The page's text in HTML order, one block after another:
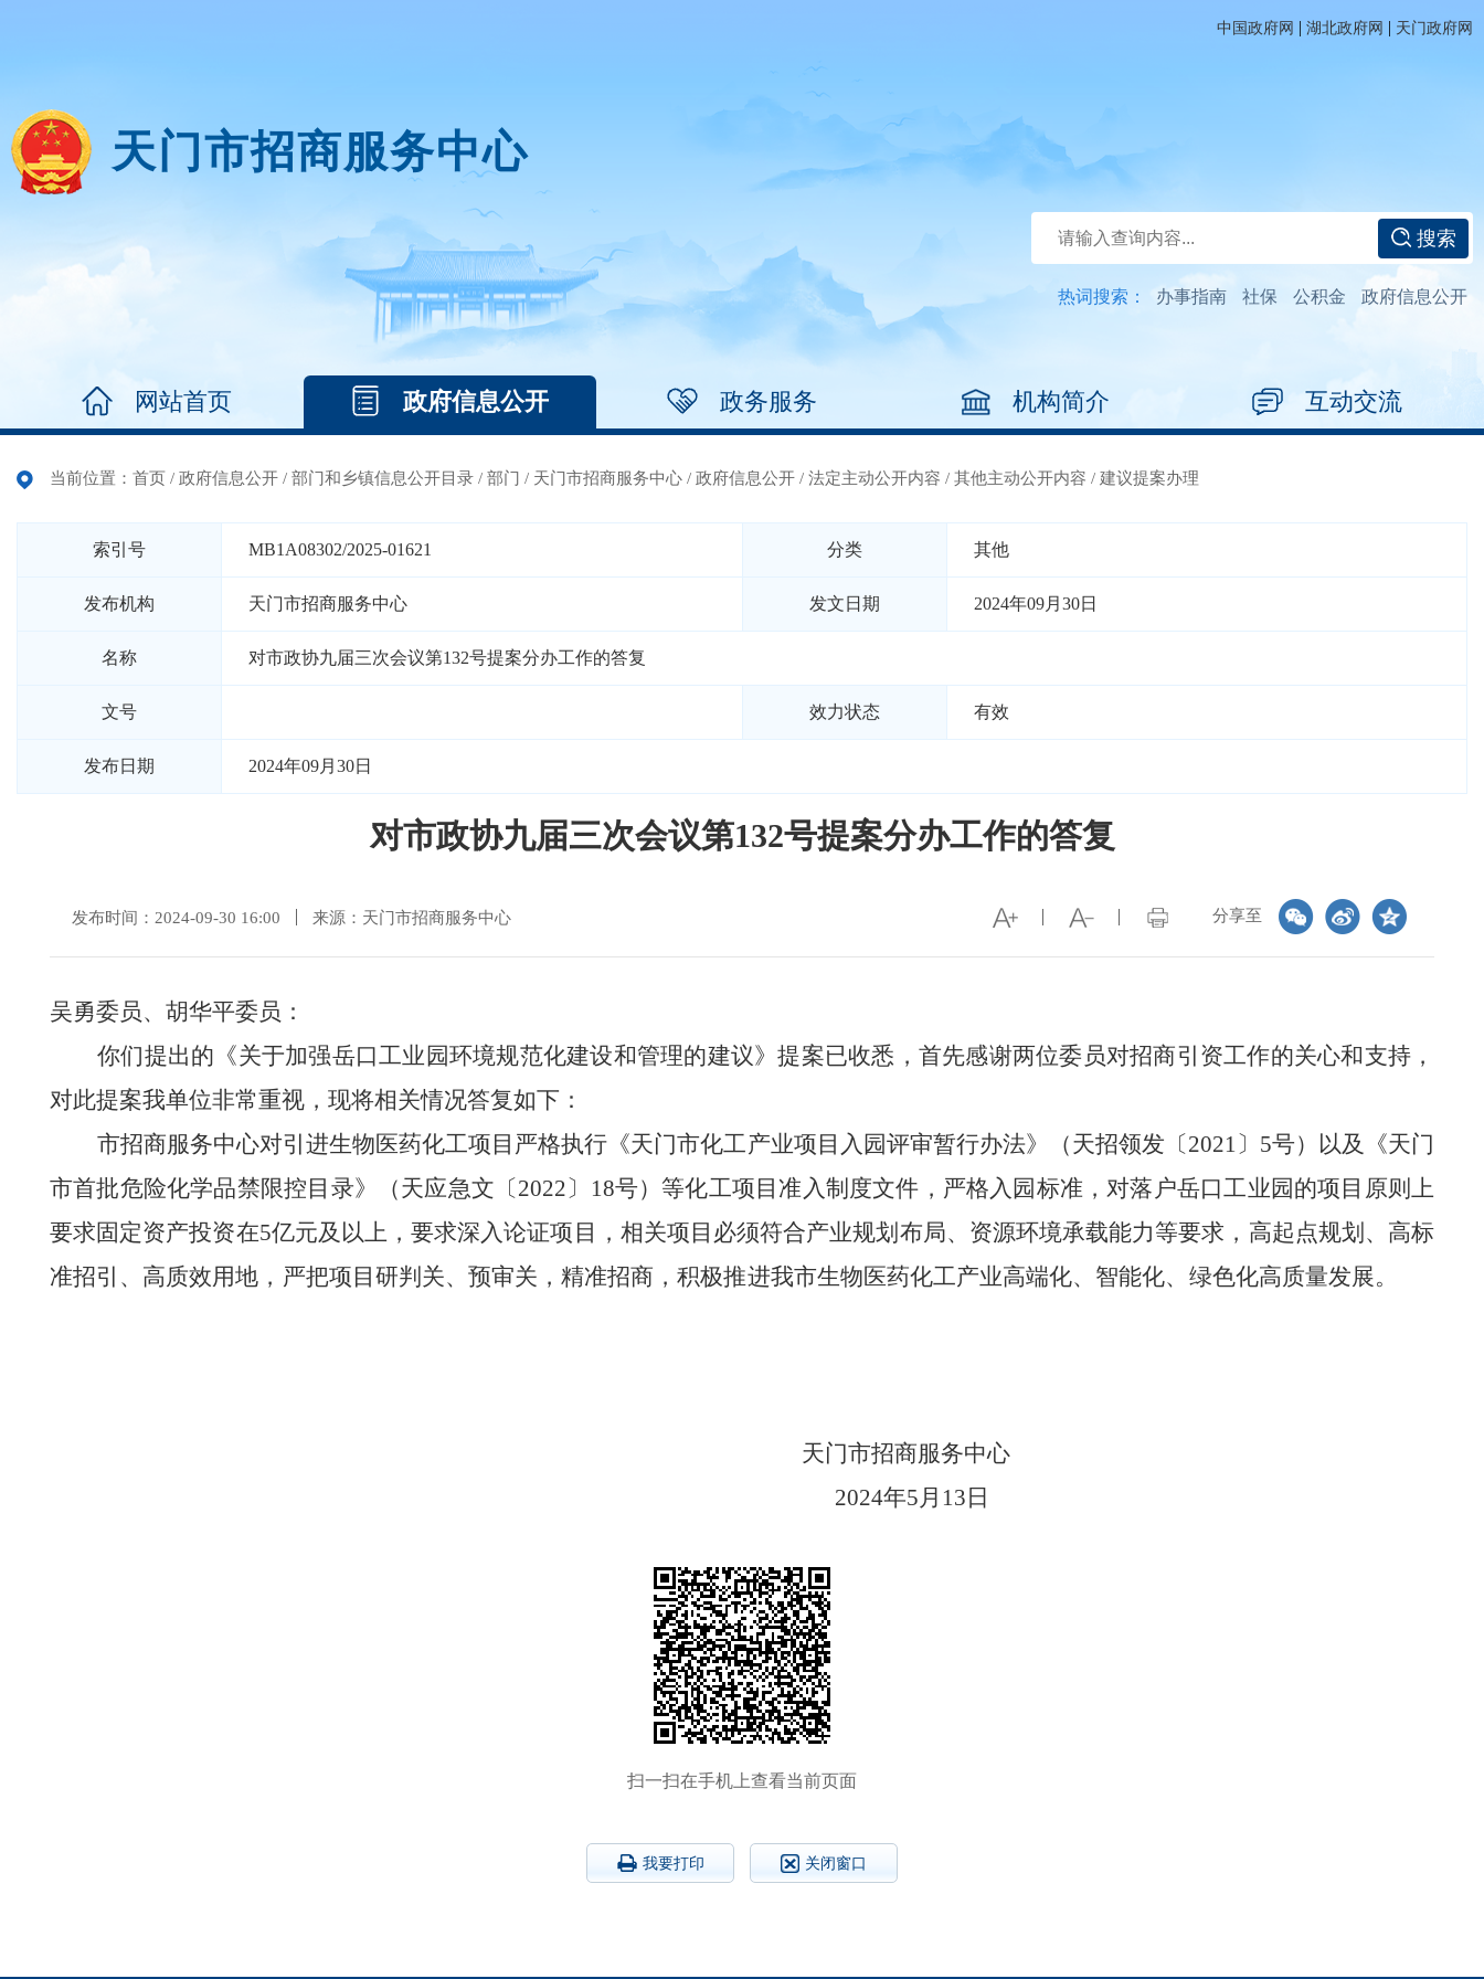
中国政府网 | 湖北政府网 | 天门政府网
天门市招商服务中心
搜索
热词搜索： 办事指南 社保 公积金 政府信息公开
网站首页 政府信息公开 政务服务 机构简介 互动交流
当前位置： 首页 / 政府信息公开 / 部门和乡镇信息公开目录 / 部门 / 天门市招商服务中心 / 政府信息公开 / 法定主动公开内容 / 其他主动公开内容 / 建议提案办理
索引号 MB1A08302/2025-01621 分类 其他
发布机构 天门市招商服务中心 发文日期 2024年09月30日
名称 对市政协九届三次会议第132号提案分办工作的答复
文号 效力状态 有效
发布日期 2024年09月30日
对市政协九届三次会议第132号提案分办工作的答复
分享至
发布时间：2024-09-30 16:00 来源：天门市招商服务中心
吴勇委员、胡华平委员 ：
你们提出的《关于加强岳口工业园环境规范化建设和管理的建议》提案已收悉，首先感谢两位委员对招商引资工作的关心和支持，
对此提案我单位非常重视，现将相关情况答复如下：
市招商服务中心对引进生物医药化工项目严格执行《天门市化工产业项目入园评审暂行办法》（天招领发〔2021〕5号）以及《天门
市首批危险化学品禁限控目录》（天应急文〔2022〕18号）等化工项目准入制度文件，严格入园标准，对落户岳口工业园的项目原则上
要求固定资产投资在5亿元及以上，要求深入论证项目，相关项目必须符合产业规划布局、资源环境承载能力等要求，高起点规划、高标
准招引、高质效用地，严把项目研判关、预审关，精准招商，积极推进我市生物医药化工产业高端化、智能化、绿色化高质量发展。
天门市招商服务中心
2024年5月13日
扫一扫在手机上查看当前页面
我要打印 关闭窗口